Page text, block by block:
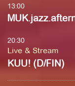
13:00
20:30
Live & Stream
KUU! (D/FIN)